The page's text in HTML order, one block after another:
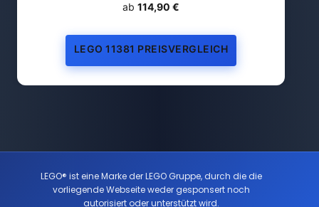
ab 114,90 €
LEGO 11381 PREISVERGLEICH
LEGO® ist eine Marke der LEGO Gruppe, durch die die
vorliegende Webseite weder gesponsert noch
autorisiert oder unterstützt wird.